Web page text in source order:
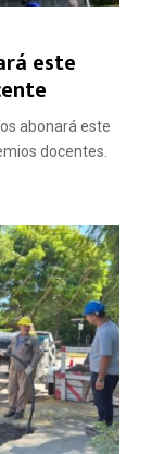
este
abonará este
docentes.